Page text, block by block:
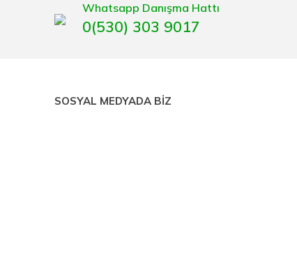
Whatsapp Danışma Hattı
0(530) 303 9017
SOSYAL MEDYADA BİZ